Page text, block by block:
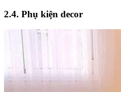
2.4. Phụ kiện decor